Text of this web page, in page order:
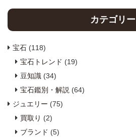
カテゴリー
宝石 (118)
宝石トレンド (19)
豆知識 (34)
宝石鑑別・解説 (64)
ジュエリー (75)
買取り (2)
ブランド (5)